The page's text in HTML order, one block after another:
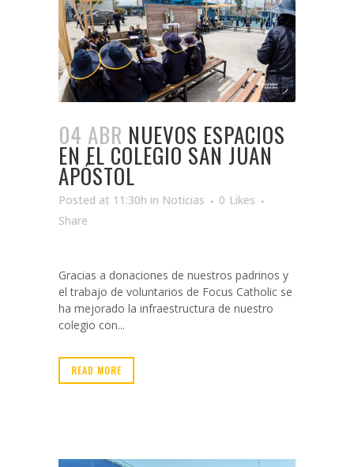
04 ABR NUEVOS ESPACIOS
EN EL COLEGIO SAN JUAN
APÓSTOL
Posted at 11:30h in Noticias 0 Likes
Share
Gracias a donaciones de nuestros padrinos y
el trabajo de voluntarios de Focus Catholic se
ha mejorado la infraestructura de nuestro
colegio con...
READ MORE